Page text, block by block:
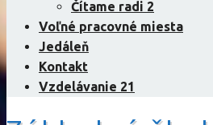
Čítame radi 2
Voľné pracovné miesta
Jedáleň
Kontakt
Vzdelávanie 21